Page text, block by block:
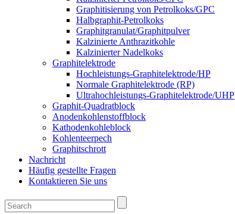
Graphitisierung von Petrolkoks/GPC
Halbgraphit-Petrolkoks
Graphitgranulat/Graphitpulver
Kalzinierte Anthrazitkohle
Kalzinierter Nadelkoks
Graphitelektrode
Hochleistungs-Graphitelektrode/HP
Normale Graphitelektrode (RP)
Ultrahochleistungs-Graphitelektrode/UHP
Graphit-Quadratblock
Anodenkohlenstoffblock
Kathodenkohleblock
Kohlenteerpech
Graphitschrott
Nachricht
Häufig gestellte Fragen
Kontaktieren Sie uns